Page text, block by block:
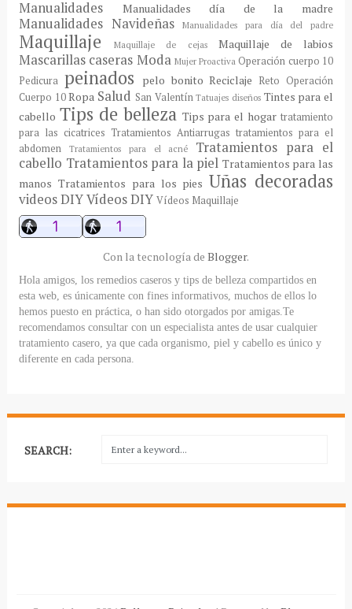
Manualidades Manualidades día de la madre
Manualidades Navideñas Manualidades para día del padre
Maquillaje Maquillaje de cejas Maquillaje de labios
Mascarillas caseras Moda Mujer Proactiva Operación cuerpo 10
Pedicura peinados pelo bonito Reciclaje Reto Operación
Cuerpo 10 Ropa Salud San Valentín Tatuajes diseños Tintes para el
cabello Tips de belleza Tips para el hogar tratamiento
para las cicatrices Tratamientos Antiarrugas tratamientos para el
abdomen
Tratamientos para el acné
Tratamientos para el
cabello Tratamientos para la piel Tratamientos para las
manos Tratamientos para los pies Uñas decoradas
videos DIYVídeos DIY Vídeos Maquillaje
Con la tecnología de Blogger.
Hola amigos, los remedios caseros y tips de belleza compartidos en
esta web, es únicamente con fines informativos, muchos de ellos lo
hemos puesto en práctica, o han sido otorgados por amigas.Te
recomendamos consultar con un especialista antes de usar cualquier
tratamiento casero, ya que cada organismo, piel y cabello es único y
diferente en cada persona.
SEARCH: